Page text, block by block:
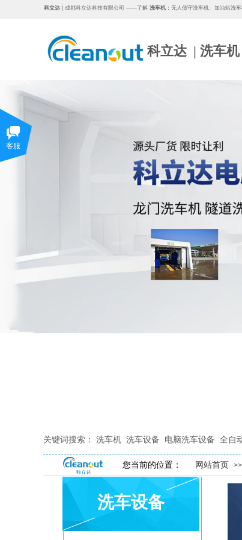
科立达 | 成都科立达科技有限公司 ——了解 洗车机 ： 无人值守洗车机、 加油站洗
科立达 | 洗车机
科立达 |科立达|洗车机
关键词搜索： 洗车机 洗车设备 电脑洗车设备 全自
您当前的位置： 网站首页 >>
洗车设备
客服